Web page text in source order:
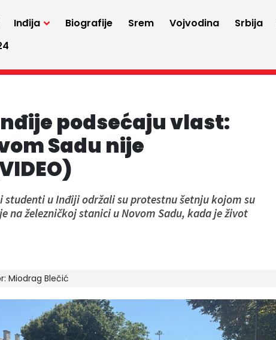
Inđija Biografije Srem Vojvodina Srbija
podsećaju vlast:
Sadu nije
studenti u Inđiji održali su protestnu šetnju kojom su
na železničkoj stanici u Novom Sadu, kada je život
Miodrag Blečić